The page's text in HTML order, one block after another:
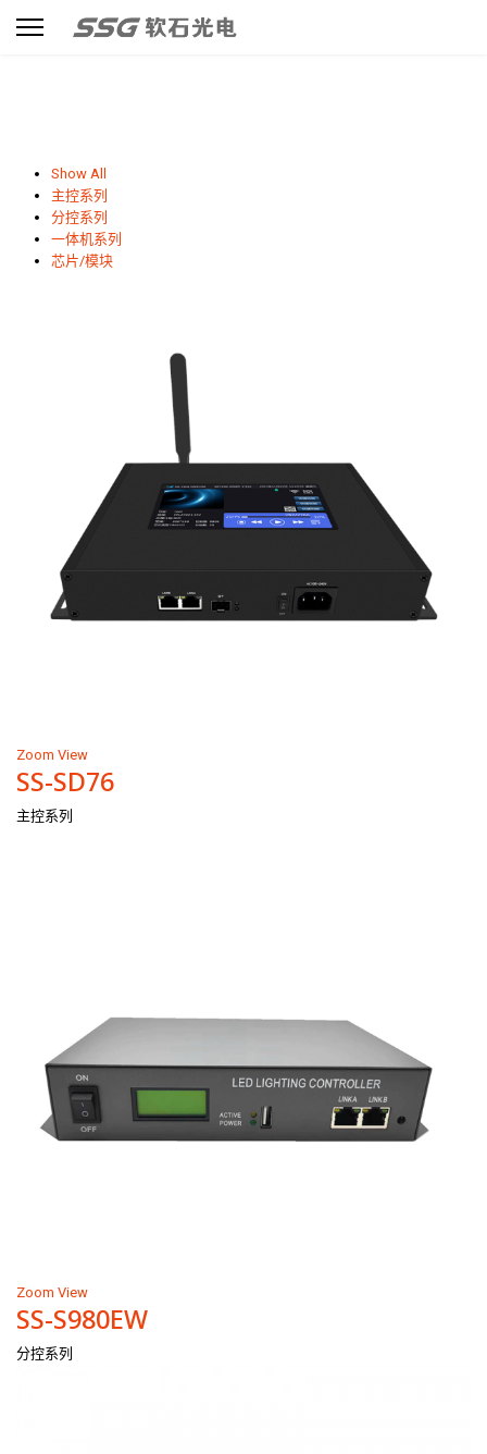
Show All
主控系列
分控系列
一体机系列
芯片/模块
Zoom View
SS-SD76
主控系列
Zoom View
SS-S980EW
分控系列